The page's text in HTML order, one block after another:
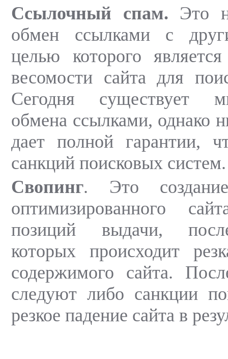
Ссылочный спам. Это
обмен ссылками с
целью которого
весомости сайта для
Сегодня существует
обмена ссылками, однако
дает полной гарантии,
санкций поисковых систем.
Свопинг. Это
оптимизированного
позиций выдачи,
которых происходит
содержимого сайта.
следуют либо санкции
резкое падение сайта в